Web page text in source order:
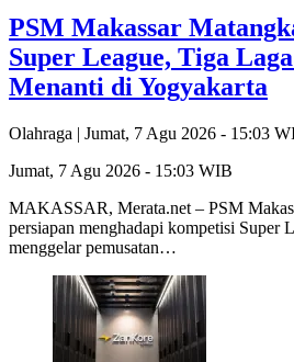
PSM Makassar
Super League, Tiga
Menanti di Yogyakarta
Olahraga | Jumat, 7 Agu 2026 - 15:03
Jumat, 7 Agu 2026 - 15:03 WIB
MAKASSAR, Merata.net – PSM
persiapan menghadapi kompetisi Super
menggelar pemusatan…